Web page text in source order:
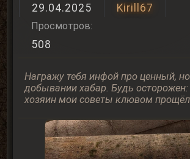
29.04.2025 Kirill67
Просмотров:
508
Награжу тебя инфой про ценный,
добывании хабар. Будь
хозяин мои советы клювом